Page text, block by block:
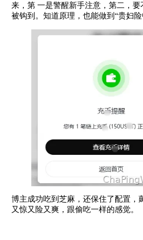
来，第 一是警醒新手注意，第二，
被钩到。知道原理，也能做到“贵妇险
博主成功吃到芝麻，还保住了配置，
又惊又险又爽，跟偷吃一样的感觉。